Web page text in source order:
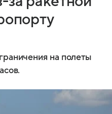
на полеты